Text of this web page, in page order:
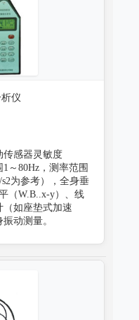
仪
传感器灵敏度
1～80Hz，测率范围
s2为参考），全身垂
（W.B..x-y）、线
（如座垫式加速
动测量。